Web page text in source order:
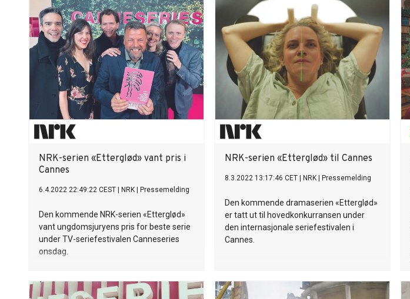
NRK-serien «Etterglød» vant pris i
Cannes
6.4.2022 22:49:22 CEST NRK Pressemelding
Den kommende NRK-serien «Etterglød»
vant ungdomsjuryens pris for beste serie
under TV-seriefestivalen Canneseries
onsdag.
NRK-serien «Etterglød» til Cannes
8.3.2022 13:17:46 CET NRK Pressemelding
Den kommende dramaserien «Etterglød»
er tatt ut til hovedkonkurransen under
den internasjonale seriefestivalen i
Cannes.